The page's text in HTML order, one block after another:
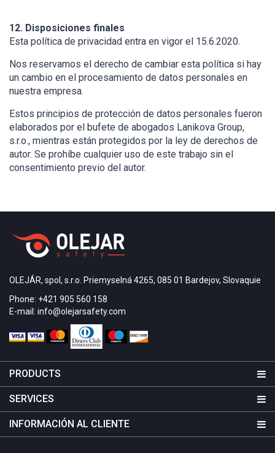
12. Disposiciones finales
Esta política de privacidad entra en vigor el 15.6.2020.
Nos reservamos el derecho de cambiar esta política si hay
un cambio en el procesamiento de datos personales en
nuestra empresa.
Estos principios de protección de datos personales fueron
elaborados por el bufete de abogados Lanikova Group,
s.r.o., mientras están protegidos por la ley de derechos de
autor. Se prohíbe cualquier uso de este trabajo sin el
consentimiento previo del autor.
OLEJÁR, spol, s.r.o. Priemyselná 4265, 085 01 Bardejov, Slovaquie
Phone: +421 905 560 158
E-mail: info@olejarsafety.com
PRODUCTS
SERVICES
INFORMACIÓN AL CLIENTE